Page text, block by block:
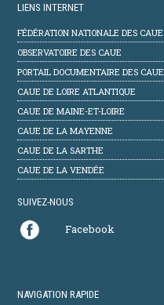
LIENS INTERNET
FÉDÉRATION NATIONALE DES CAUE
OBSERVATOIRE DES CAUE
PORTAIL DOCUMENTAIRE DES CAUE
CAUE DE LOIRE ATLANTIQUE
CAUE DE MAINE-ET-LOIRE
CAUE DE LA MAYENNE
CAUE DE LA SARTHE
CAUE DE LA VENDÉE
SUIVEZ-NOUS
Facebook
NAVIGATION RAPIDE